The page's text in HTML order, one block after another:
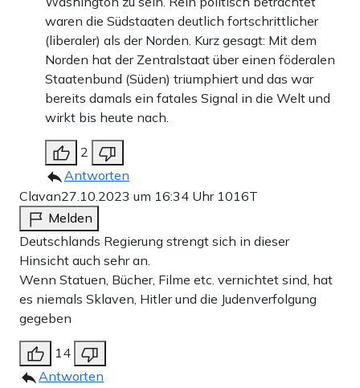
waren die Südstaaten deutlich fortschrittlicher
(liberaler) als der Norden. Kurz gesagt: Mit dem
Norden hat der Zentralstaat über einen föderalen
Staatenbund (Süden) triumphiert und das war
bereits damals ein fatales Signal in die Welt und
wirkt bis heute nach.
2
Antworten
Clavan27.10.2023 um 16:34 Uhr 1016T
Melden
Deutschlands Regierung strengt sich in dieser
Hinsicht auch sehr an.
Wenn Statuen, Bücher, Filme etc. vernichtet sind, hat
es niemals Sklaven, Hitler und die Judenverfolgung
gegeben
14
Antworten